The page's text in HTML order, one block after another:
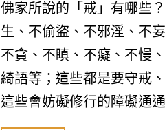
佛家所說的「戒」有哪些
生、不偷盜、不邪淫、不
不貪、不瞋、不癡、不慢
綺語等；這些都是要守戒
這些會妨礙修行的障礙通